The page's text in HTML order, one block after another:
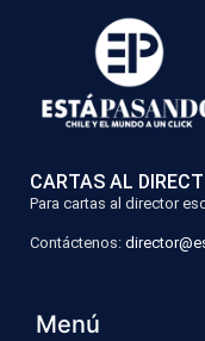
CARTAS AL
Para cartas al director
Contáctenos:
Menú